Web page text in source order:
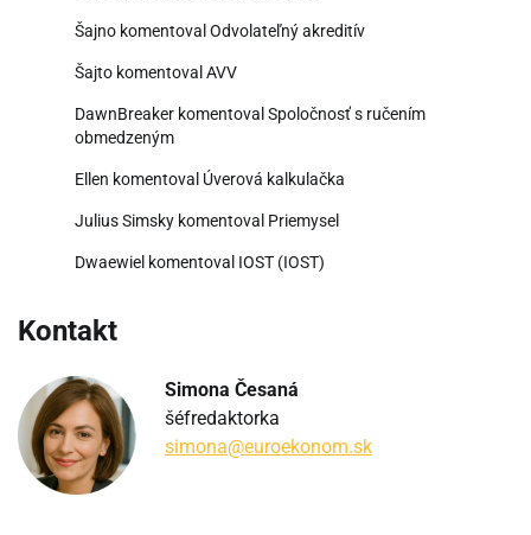
Šajno komentoval Odvolateľný akreditív
Šajto komentoval AVV
DawnBreaker komentoval Spoločnosť s ručením
obmedzeným
Ellen komentoval Úverová kalkulačka
Julius Simsky komentoval Priemysel
Dwaewiel komentoval IOST (IOST)
Kontakt
Simona Česaná
šéfredaktorka
simona@euroekonom.sk